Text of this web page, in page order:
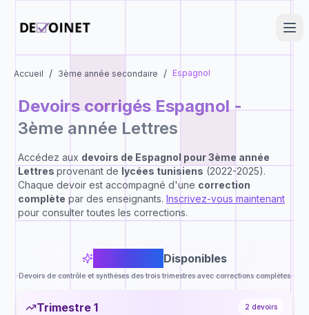
Accueil / 3ème année secondaire / Espagnol
Devoirs corrigésEspagnol-
3ème année Lettres
Accédez aux devoirs de Espagnol pour3ème année
Lettres provenant de lycées tunisiens (2022-2025).
Chaque devoir est accompagné d'une correction
complète par des enseignants. Inscrivez-vous maintenant
pour consulter toutes les corrections.
Disponibles
Devoirs de contrôle et synthèses des trois trimestres avec corrections complètes
Trimestre 1 2 devoirs